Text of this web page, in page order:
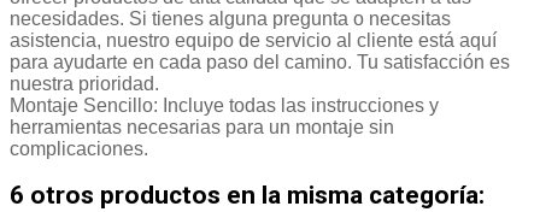
necesidades. Si tienes alguna pregunta o necesitas
asistencia, nuestro equipo de servicio al cliente está aquí
para ayudarte en cada paso del camino. Tu satisfacción es
nuestra prioridad.
Montaje Sencillo: Incluye todas las instrucciones y
herramientas necesarias para un montaje sin
complicaciones.
6 otros productos en la misma categoría: